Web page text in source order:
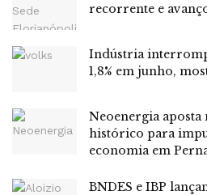
A cobrança extra é determinada
das hidrelétricas. O adicional é
gerada pelas termelétricas é
Salários
O INPC é muito utilizado como
recorrente e
Indústria
1,8% em junho,
Neoenergia
histórico para
economia em
BNDES e IBP